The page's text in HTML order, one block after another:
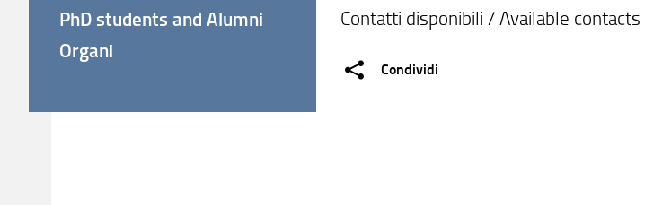
Contatti disponibili / Available contacts
Condividi
PhD students and Alumni
Organi